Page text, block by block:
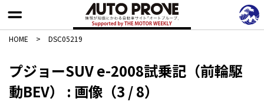
HOME > DSC05219
プジョーSUV e-2008試乗記（前輪駆
動BEV） : 画像（3 / 8）